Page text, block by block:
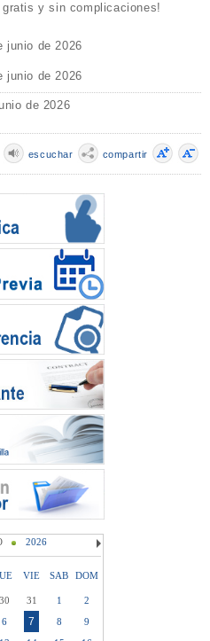
y sin complicaciones!
junio de 2026
junio de 2026
de 2026
compartir
escuchar
2026
VIE SAB DOM
30 31 1
2
6 7 8
9